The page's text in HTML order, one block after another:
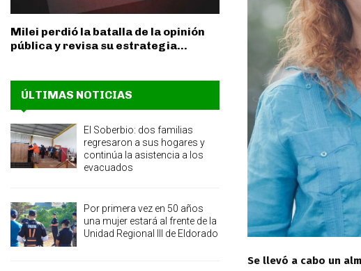
Se llevó a cabo un
Milei perdió la batalla de la opinión
pública y revisa su estrategia...
ÚLTIMAS NOTICIAS
El Soberbio: dos familias
regresaron a sus hogares y
continúa la asistencia a los
evacuados
Por primera vez en 50 años
una mujer estará al frente de la
Unidad Regional III de Eldorado